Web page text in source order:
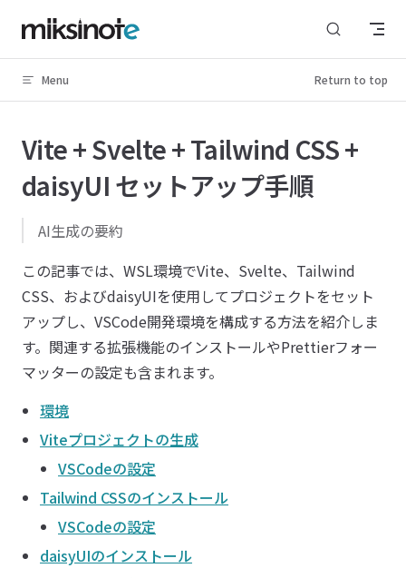
Skip to content
Menu Return to top
Vite + Svelte + Tailwind CSS +
daisyUI セットアップ手順
AI生成の要約
この記事では、WSL環境でVite、Svelte、Tailwind
CSS、およびdaisyUIを使用してプロジェクトをセット
アップし、VSCode開発環境を構成する方法を紹介しま
す。関連する拡張機能のインストールやPrettierフォー
マッターの設定も含まれます。
環境
Viteプロジェクトの生成
VSCodeの設定
Tailwind CSSのインストール
VSCodeの設定
daisyUIのインストール